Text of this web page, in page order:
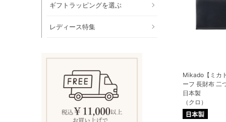
ギフトラッピングを選ぶ
レディース特集
Mikado【ミカ
ーフ 長財布 二
日本製
（クロ）